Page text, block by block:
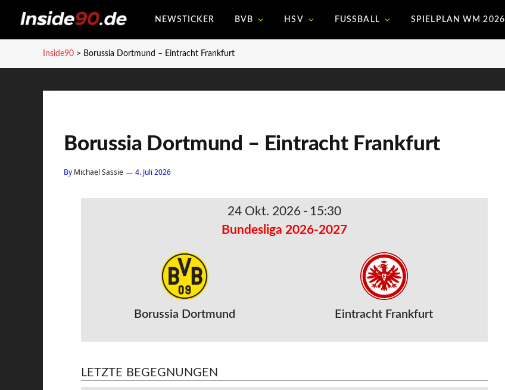
NEWSTICKER BVB HSV FUSSBALL SPIELPLAN WM 2026
Inside90 > Borussia Dortmund – Eintracht Frankfurt
Borussia Dortmund – Eintracht Frankfurt
By Michael Sassie 4. Juli 2026
24 Okt. 2026 - 15:30
Bundesliga 2026-2027
Borussia Dortmund Eintracht Frankfurt
LETZTE BEGEGNUNGEN